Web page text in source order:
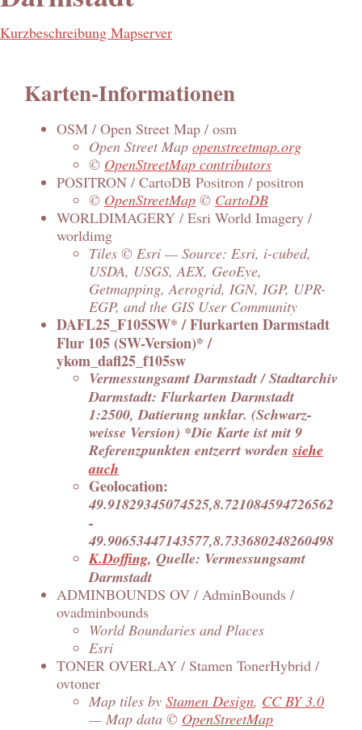
Kurzbeschreibung Mapserver
Karten-Informationen
OSM / Open Street Map / osm
Open Street Map openstreetmap.org
© OpenStreetMap contributors
POSITRON / CartoDB Positron / positron
© OpenStreetMap © CartoDB
WORLDIMAGERY / Esri World Imagery /
worldimg
Tiles © Esri — Source: Esri, i-cubed,
USDA, USGS, AEX, GeoEye,
Getmapping, Aerogrid, IGN, IGP, UPR-
EGP, and the GIS User Community
DAFL25_F105SW* / Flurkarten Darmstadt
Flur 105 (SW-Version)* /
ykom_dafl25_f105sw
Vermessungsamt Darmstadt / Stadtarchiv
Darmstadt: Flurkarten Darmstadt
1:2500, Datierung unklar. (Schwarz-
weisse Version) *Die Karte ist mit 9
Referenzpunkten entzerrt wordensiehe
auch
Geolocation:
49.91829345074525,8.721084594726562
-
49.90653447143577,8.733680248260498
K.Doffing, Quelle: Vermessungsamt
Darmstadt
ADMINBOUNDS OV / AdminBounds /
ovadminbounds
World Boundaries and Places
Esri
TONER OVERLAY / Stamen TonerHybrid /
ovtoner
Map tiles by Stamen Design, CC BY 3.0
— Map data © OpenStreetMap